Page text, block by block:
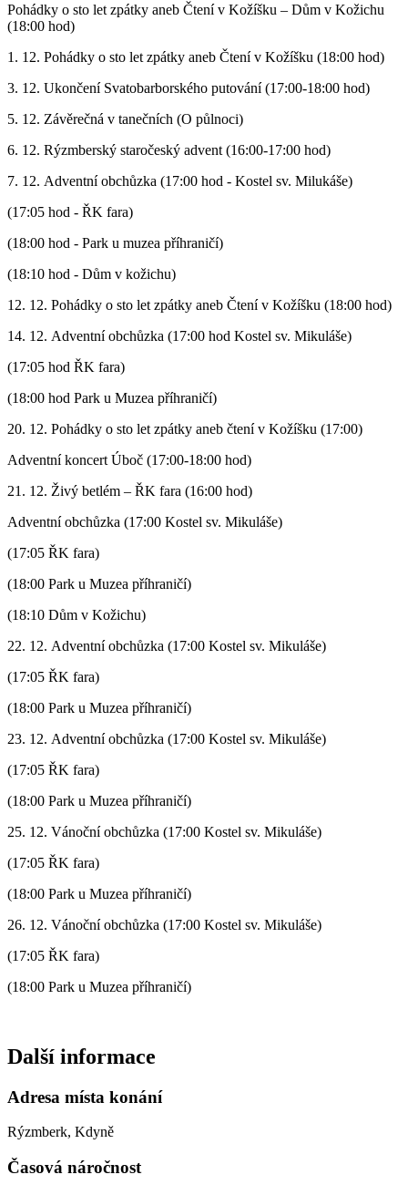
Pohádky o sto let zpátky aneb Čtení v Kožíšku – Dům v Kožichu
(18:00 hod)
1. 12. Pohádky o sto let zpátky aneb Čtení v Kožíšku (18:00 hod)
3. 12. Ukončení Svatobarborského putování (17:00-18:00 hod)
5. 12. Závěrečná v tanečních (O půlnoci)
6. 12. Rýzmberský staročeský advent (16:00-17:00 hod)
7. 12. Adventní obchůzka (17:00 hod - Kostel sv. Milukáše)
(17:05 hod - ŘK fara)
(18:00 hod - Park u muzea příhraničí)
(18:10 hod - Dům v kožichu)
12. 12. Pohádky o sto let zpátky aneb Čtení v Kožíšku (18:00 hod)
14. 12. Adventní obchůzka (17:00 hod Kostel sv. Mikuláše)
(17:05 hod ŘK fara)
(18:00 hod Park u Muzea příhraničí)
20. 12. Pohádky o sto let zpátky aneb čtení v Kožíšku (17:00)
Adventní koncert Úboč (17:00-18:00 hod)
21. 12. Živý betlém – ŘK fara (16:00 hod)
Adventní obchůzka (17:00 Kostel sv. Mikuláše)
(17:05 ŘK fara)
(18:00 Park u Muzea příhraničí)
(18:10 Dům v Kožichu)
22. 12. Adventní obchůzka (17:00 Kostel sv. Mikuláše)
(17:05 ŘK fara)
(18:00 Park u Muzea příhraničí)
23. 12. Adventní obchůzka (17:00 Kostel sv. Mikuláše)
(17:05 ŘK fara)
(18:00 Park u Muzea příhraničí)
25. 12. Vánoční obchůzka (17:00 Kostel sv. Mikuláše)
(17:05 ŘK fara)
(18:00 Park u Muzea příhraničí)
26. 12. Vánoční obchůzka (17:00 Kostel sv. Mikuláše)
(17:05 ŘK fara)
(18:00 Park u Muzea příhraničí)
Další informace
Adresa místa konání
Rýzmberk, Kdyně
Časová náročnost